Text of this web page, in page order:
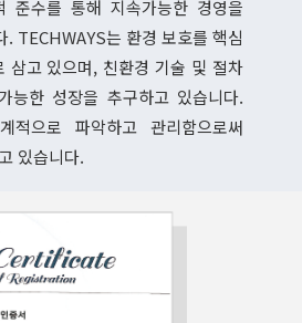
준수를 통해 지속가능한 경영을
. TECHWAYS는 환경 보호를 핵심
삼고 있으며, 친환경 기술 및 절차
능한 성장을 추구하고 있습니다.
적으로 파악하고 관리함으로써
있습니다.